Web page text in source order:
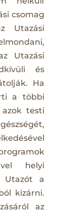
csomag
Utazási
Utazási
és
Ha
a többi
azok testi
helyi
Utazót a
kizárni.
az